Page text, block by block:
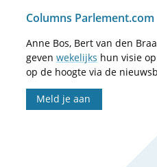
Columns Parlement.com
Anne Bos, Bert van den
geven wekelijks hun visie
op de hoogte via de
Meld je aan